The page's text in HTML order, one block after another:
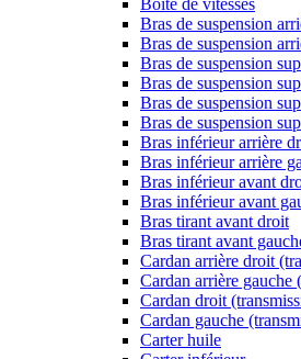
Boite de vitesses
Bras de suspension
Bras de suspension
Bras de suspension
Bras de suspension
Bras de suspension
Bras de suspension
Bras inférieur arrière
Bras inférieur arrière
Bras inférieur avant
Bras inférieur avant
Bras tirant avant droit
Bras tirant avant
Cardan arrière droit
Cardan arrière gauche
Cardan droit
Cardan gauche
Carter huile